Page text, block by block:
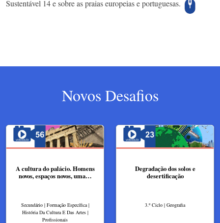
Sustentável 14 e sobre as praias europeias e portuguesas.
Novos Desafios
A cultura do palácio. Homens
novos, espaços novos, uma…
Secundário | Formação Específica |
História Da Cultura E Das Artes |
Profissionais
Degradação dos solos e
desertificação
3.º Ciclo | Geografia